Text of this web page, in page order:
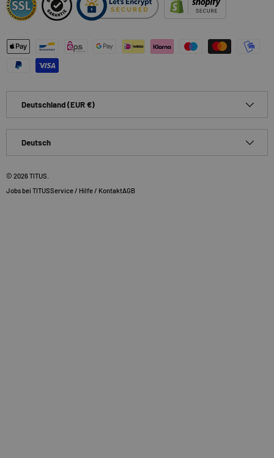
Zahlungsmethoden
Deutschland (EUR €)
Deutsch
© 2026TITUS
Jobs bei TITUSService / Hilfe / KontaktAGB